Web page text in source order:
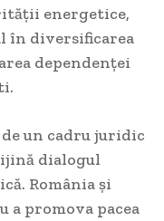
energetice,
în diversificarea
dependenței
un cadru juridic
dialogul
România și
a promova pacea